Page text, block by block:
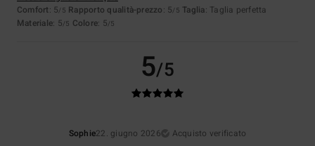
Comfort: 5/5 Rapporto qualità-prezzo: 5/5 Taglia: Taglia perfetta
Materiale: 5/5 Colore: 5/5
5/5
Sophie22. giugno 2026 Acquisto verificato